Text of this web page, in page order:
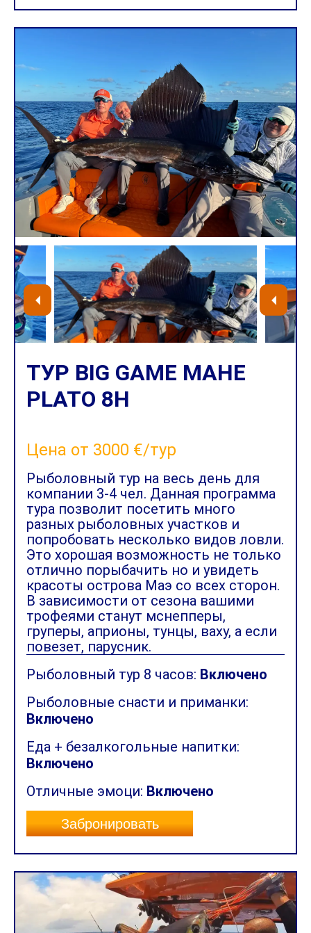
ТУР BIG GAME MAHE
PLATO 8H
Цена от 3000 €/тур
Рыболовный тур на весь день для
компании 3-4 чел. Данная программа
тура позволит посетить много
разных рыболовных участков и
попробовать несколько видов ловли.
Это хорошая возможность не только
отлично порыбачить но и увидеть
красоты острова Маэ со всех сторон.
В зависимости от сезона вашими
трофеями станут мснепперы,
груперы, априоны, тунцы, ваху, а если
повезет, парусник.
Рыболовный тур 8 часов: Включено
Рыболовные снасти и приманки:
Включено
Еда + безалкогольные напитки:
Включено
Отличные эмоци: Включено
Забронировать